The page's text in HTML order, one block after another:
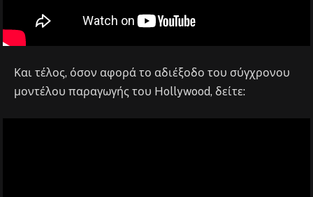
Και τέλος, όσον αφορά το αδιέξοδο του σύγχρονου
μοντέλου παραγωγής του Hollywood, δείτε: